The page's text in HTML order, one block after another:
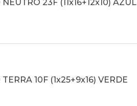
23F (11x16+12x10) AZUL
10F (1x25+9x16) VERDE